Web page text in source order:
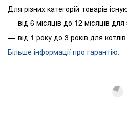
Для різних категорій товарів
від 6 місяців до 12 місяців
від 1 року до 3 років для
Більше інформації про гарантію.